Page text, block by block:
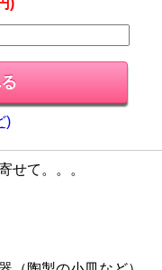
)
)
せて。。。